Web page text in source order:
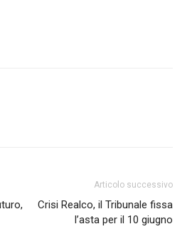
Articolo successivo
Crisi Realco, il Tribunale fissa
l’asta per il 10 giugno